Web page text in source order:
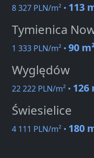
8 327 PLN/m² • 113
Tymienica
1 333 PLN/m² • 90
Wyględów
22 222 PLN/m² • 126
Świesielice
4 111 PLN/m² • 180